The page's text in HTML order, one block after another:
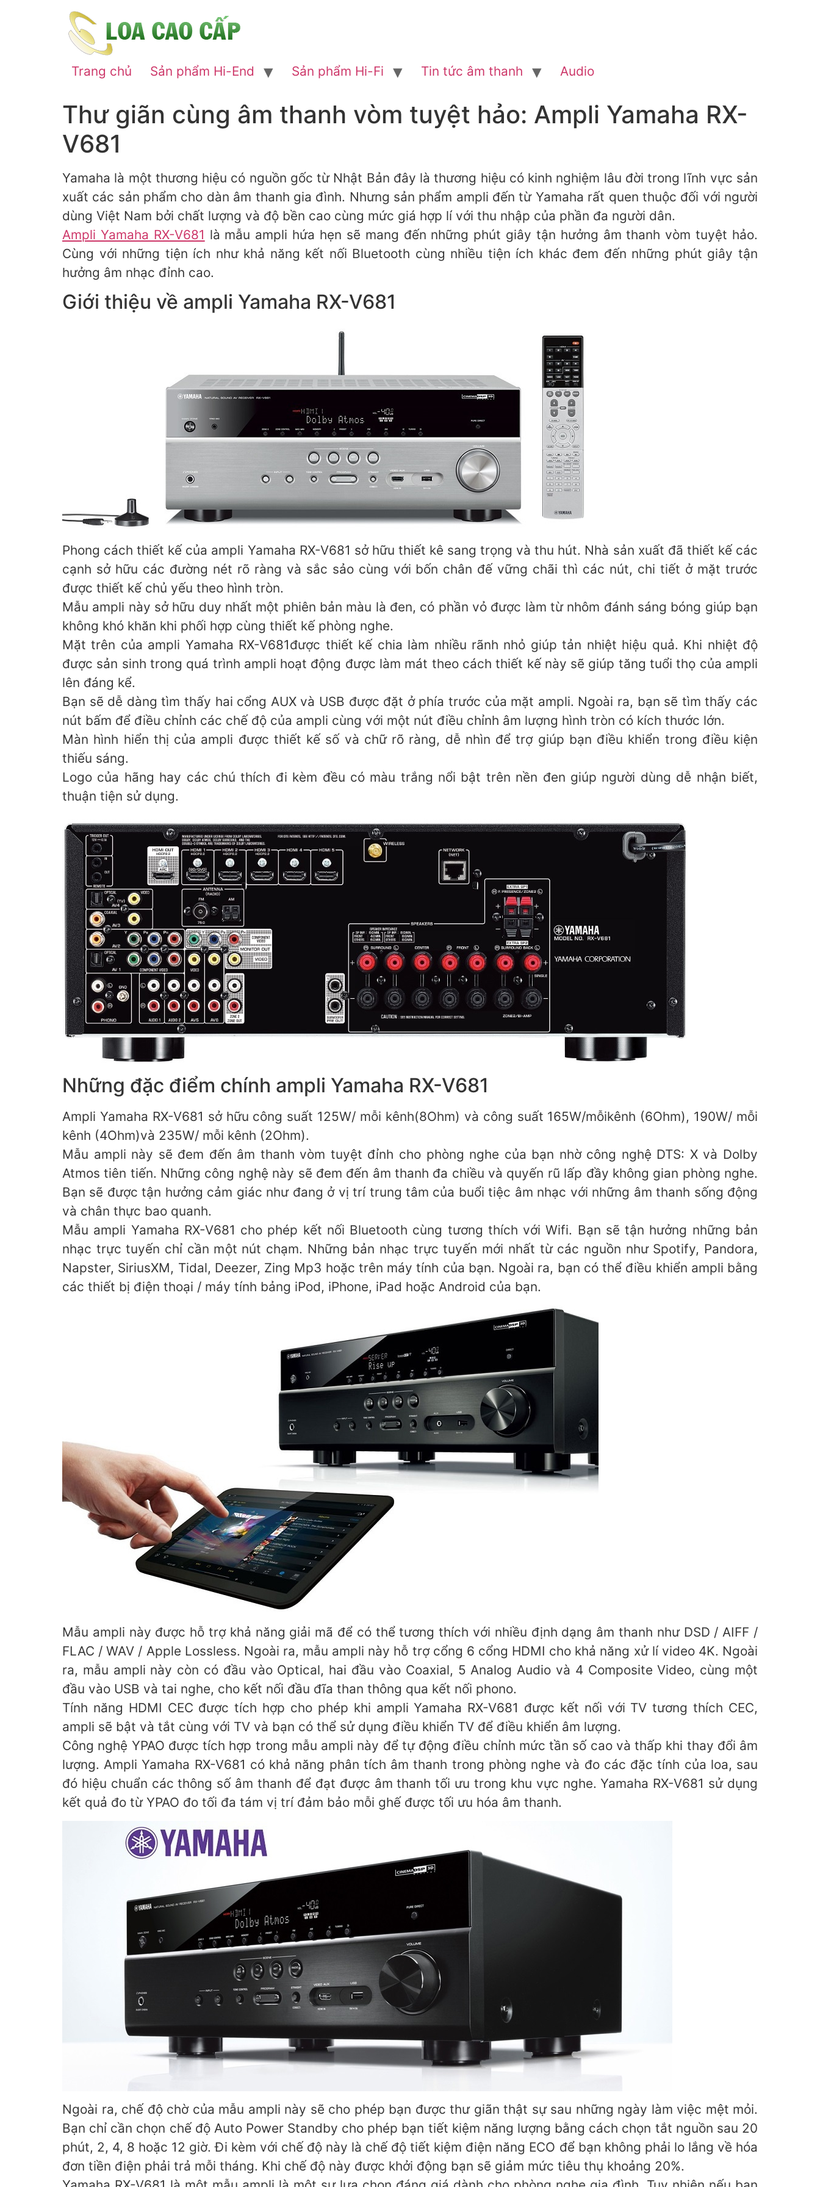
Trang chủ Sản phẩm Hi-End Sản phẩm Hi-Fi Tin tức âm thanh Audio
Thư giãn cùng âm thanh vòm tuyệt hảo: Ampli Yamaha RX-
V681
Yamaha là một thương hiệu có nguồn gốc từ Nhật Bản đây là thương hiệu có kinh nghiệm lâu đời trong lĩnh vực sản
xuất các sản phẩm cho dàn âm thanh gia đình. Nhưng sản phẩm ampli đến từ Yamaha rất quen thuộc đối với người
dùng Việt Nam bởi chất lượng và độ bền cao cùng mức giá hợp lí với thu nhập của phần đa người dân.
Ampli Yamaha RX-V681 là mẫu ampli hứa hẹn sẽ mang đến những phút giây tận hưởng âm thanh vòm tuyệt hảo.
Cùng với những tiện ích như khả năng kết nối Bluetooth cùng nhiều tiện ích khác đem đến những phút giây tận
hưởng âm nhạc đỉnh cao.
Giới thiệu về ampli Yamaha RX-V681
Phong cách thiết kế của ampli Yamaha RX-V681 sở hữu thiết kê sang trọng và thu hút. Nhà sản xuất đã thiết kế các
cạnh sở hữu các đường nét rõ ràng và sắc sảo cùng với bốn chân đế vững chãi thì các nút, chi tiết ở mặt trước
được thiết kế chủ yếu theo hình tròn.
Mẫu ampli này sở hữu duy nhất một phiên bản màu là đen, có phần vỏ được làm từ nhôm đánh sáng bóng giúp bạn
không khó khăn khi phối hợp cùng thiết kế phòng nghe.
Mặt trên của ampli Yamaha RX-V681được thiết kế chia làm nhiều rãnh nhỏ giúp tản nhiệt hiệu quả. Khi nhiệt độ
được sản sinh trong quá trình ampli hoạt động được làm mát theo cách thiết kế này sẽ giúp tăng tuổi thọ của ampli
lên đáng kể.
Bạn sẽ dễ dàng tìm thấy hai cổng AUX và USB được đặt ở phía trước của mặt ampli. Ngoài ra, bạn sẽ tìm thấy các
nút bấm để điều chỉnh các chế độ của ampli cùng với một nút điều chỉnh âm lượng hình tròn có kích thước lớn.
Màn hình hiển thị của ampli được thiết kế số và chữ rõ ràng, dễ nhìn để trợ giúp bạn điều khiển trong điều kiện
thiếu sáng.
Logo của hãng hay các chú thích đi kèm đều có màu trắng nổi bật trên nền đen giúp người dùng dễ nhận biết,
thuận tiện sử dụng.
Những đặc điểm chính ampli Yamaha RX-V681
Ampli Yamaha RX-V681 sở hữu công suất 125W/ mỗi kênh(8Ohm) và công suất 165W/mỗikênh (6Ohm), 190W/ mỗi
kênh (4Ohm)và 235W/ mỗi kênh (2Ohm).
Mẫu ampli này sẽ đem đến âm thanh vòm tuyệt đỉnh cho phòng nghe của bạn nhờ công nghệ DTS: X và Dolby
Atmos tiên tiến. Những công nghệ này sẽ đem đến âm thanh đa chiều và quyến rũ lấp đầy không gian phòng nghe.
Bạn sẽ được tận hưởng cảm giác như đang ở vị trí trung tâm của buổi tiệc âm nhạc với những âm thanh sống động
và chân thực bao quanh.
Mẫu ampli Yamaha RX-V681 cho phép kết nối Bluetooth cùng tương thích với Wifi. Bạn sẽ tận hưởng những bản
nhạc trực tuyến chỉ cần một nút chạm. Những bản nhạc trực tuyến mới nhất từ các nguồn như Spotify, Pandora,
Napster, SiriusXM, Tidal, Deezer, Zing Mp3 hoặc trên máy tính của bạn. Ngoài ra, bạn có thể điều khiển ampli bằng
các thiết bị điện thoại / máy tính bảng iPod, iPhone, iPad hoặc Android của bạn.
Mẫu ampli này được hỗ trợ khả năng giải mã để có thể tương thích với nhiều định dạng âm thanh như DSD / AIFF /
FLAC / WAV / Apple Lossless. Ngoài ra, mẫu ampli này hỗ trợ cổng 6 cổng HDMI cho khả năng xử lí video 4K. Ngoài
ra, mẫu ampli này còn có đầu vào Optical, hai đầu vào Coaxial, 5 Analog Audio và 4 Composite Video, cùng một
đầu vào USB và tai nghe, cho kết nối đầu đĩa than thông qua kết nối phono.
Tính năng HDMI CEC được tích hợp cho phép khi ampli Yamaha RX-V681 được kết nối với TV tương thích CEC,
ampli sẽ bật và tắt cùng với TV và bạn có thể sử dụng điều khiển TV để điều khiển âm lượng.
Công nghệ YPAO được tích hợp trong mẫu ampli này để tự động điều chỉnh mức tần số cao và thấp khi thay đổi âm
lượng. Ampli Yamaha RX-V681 có khả năng phân tích âm thanh trong phòng nghe và đo các đặc tính của loa, sau
đó hiệu chuẩn các thông số âm thanh để đạt được âm thanh tối ưu trong khu vực nghe. Yamaha RX-V681 sử dụng
kết quả đo từ YPAO đo tối đa tám vị trí đảm bảo mỗi ghế được tối ưu hóa âm thanh.
Ngoài ra, chế độ chờ của mẫu ampli này sẽ cho phép bạn được thư giãn thật sự sau những ngày làm việc mệt mỏi.
Bạn chỉ cần chọn chế độ Auto Power Standby cho phép bạn tiết kiệm năng lượng bằng cách chọn tắt nguồn sau 20
phút, 2, 4, 8 hoặc 12 giờ. Đi kèm với chế độ này là chế độ tiết kiệm điện năng ECO để bạn không phải lo lắng về hóa
đơn tiền điện phải trả mỗi tháng. Khi chế độ này được khởi động bạn sẽ giảm mức tiêu thụ khoảng 20%.